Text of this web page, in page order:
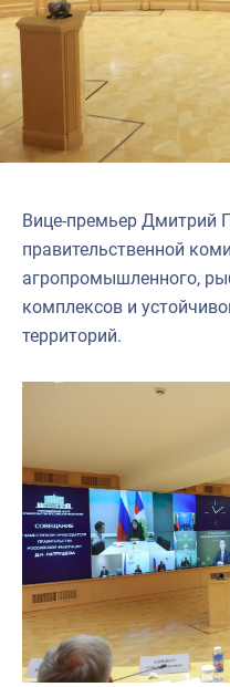
Вице-премьер Дмитрий
правительственной
агропромышленного,
комплексов и
территорий.